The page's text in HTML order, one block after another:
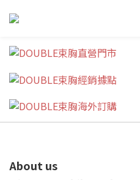
About us